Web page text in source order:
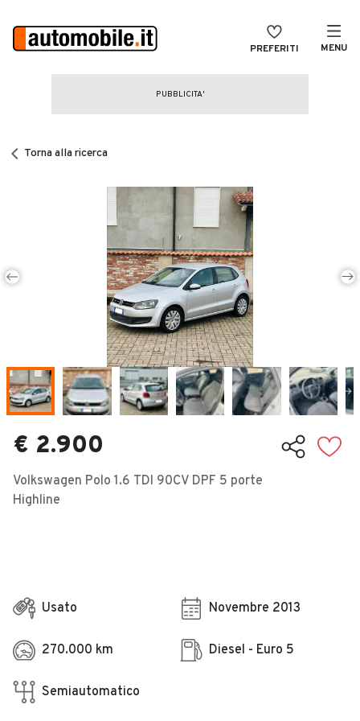
PREFERITI MENU
CERCA
Noleggio a lungo termine
Auto d'epoca
Veicoli Commerciali
Concessionari
Torna alla ricerca
€ 2.900
Volkswagen Polo 1.6 TDI 90CV DPF 5 porte
Highline
Usato Novembre 2013
270.000 km Diesel - Euro 5
Semiautomatico